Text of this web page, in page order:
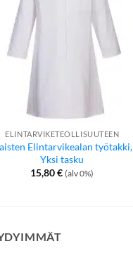
ELINTARVIKETEOLLISUUTEEN
Elintarvikealan työtakki,
Yksi tasku
15,80€ (alv 0%)